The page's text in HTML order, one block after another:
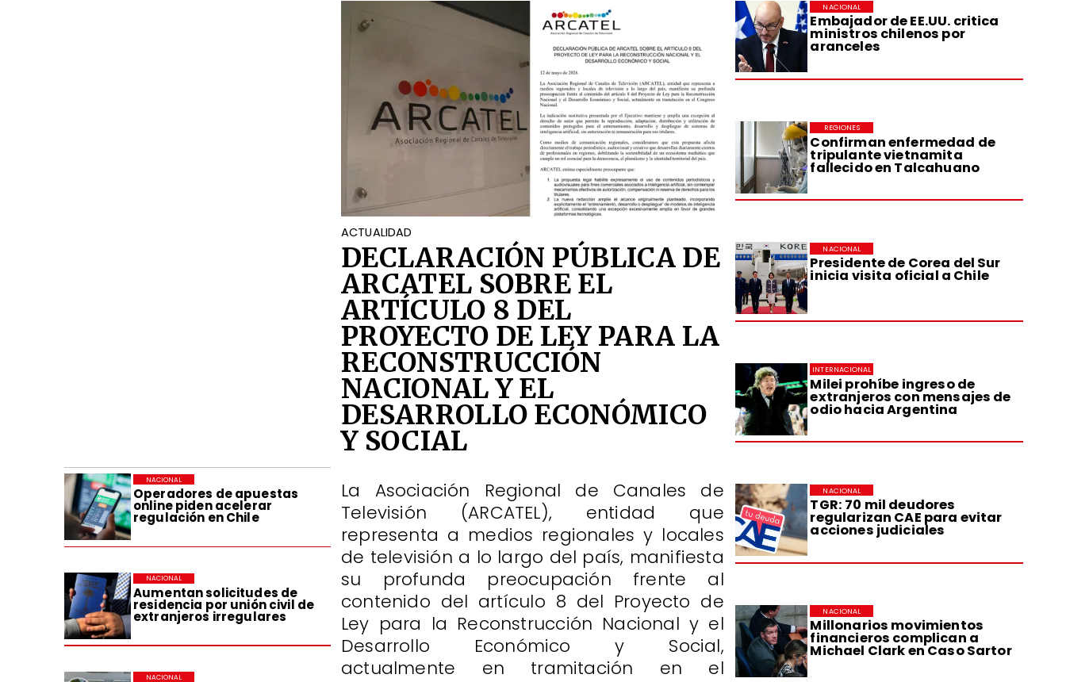
Embajador de EE.UU. critica
ministros chilenos por
aranceles
NACIONAL
Confirman enfermedad de
tripulante vietnamita
fallecido en Talcahuano
REGIONES
Presidente de Corea del Sur
inicia visita oficial a Chile
NACIONAL
Milei prohíbe ingreso de
extranjeros con mensajes de
odio hacia Argentina
INTERNACIONAL
TGR: 70 mil deudores
regularizan CAE para evitar
acciones judiciales
NACIONAL
Millonarios movimientos
financieros complican a
Michael Clark en Caso Sartor
NACIONAL
Operadores de apuestas
online piden acelerar
regulación en Chile
NACIONAL
Aumentan solicitudes de
residencia por unión civil de
extranjeros irregulares
NACIONAL
NACIONAL
ACTUALIDAD
DECLARACIÓN PÚBLICA DE
ARCATEL SOBRE EL
ARTÍCULO 8 DEL
PROYECTO DE LEY PARA LA
RECONSTRUCCIÓN
NACIONAL Y EL
DESARROLLO ECONÓMICO
Y SOCIAL
La Asociación Regional de Canales de
Televisión (ARCATEL), entidad que
representa a medios regionales y locales
de televisión a lo largo del país, manifiesta
su profunda preocupación frente al
contenido del artículo 8 del Proyecto de
Ley para la Reconstrucción Nacional y el
Desarrollo Económico y Social,
actualmente en tramitación en el